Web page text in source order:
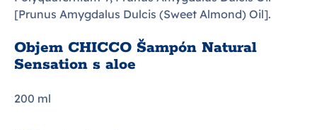
[Prunus Amygdalus Dulcis (Sweet Almond) Oil].
Objem CHICCO Šampón Natural
Sensation s aloe
200 ml